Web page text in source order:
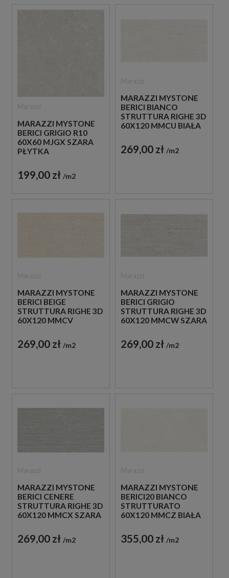
MARAZZI MYSTONE
BERICI GRIGIO R10
60X60 MJGX SZARA
PŁYTKA
IMITUJĄCA KAMIEŃ
199,00 zł m2
MARAZZI MYSTONE
BERICI BIANCO
STRUTTURA RIGHE 3D
60X120 MMCU BIAŁA
STRUKTURALNA
IMITUJĄCA KAMIEŃ
269,00 zł m2
MARAZZI MYSTONE
BERICI BEIGE
STRUTTURA RIGHE 3D
60X120 MMCV
STRUKTURALNA
IMITUJĄCA KAMIEŃ
269,00 zł m2
MARAZZI MYSTONE
BERICI GRIGIO
STRUTTURA RIGHE 3D
60X120 MMCW SZARA
STRUKTURALNA
IMITUJĄCA KAMIEŃ
269,00 zł m2
MARAZZI MYSTONE
BERICI CENERE
STRUTTURA RIGHE 3D
60X120 MMCX SZARA
STRUKTURALNA
IMITUJĄCA KAMIEŃ
269,00 zł m2
MARAZZI MYSTONE
BERICI20 BIANCO
STRUTTURATO
60X120 MMCZ BIAŁA
20 MM
355,00 zł m2